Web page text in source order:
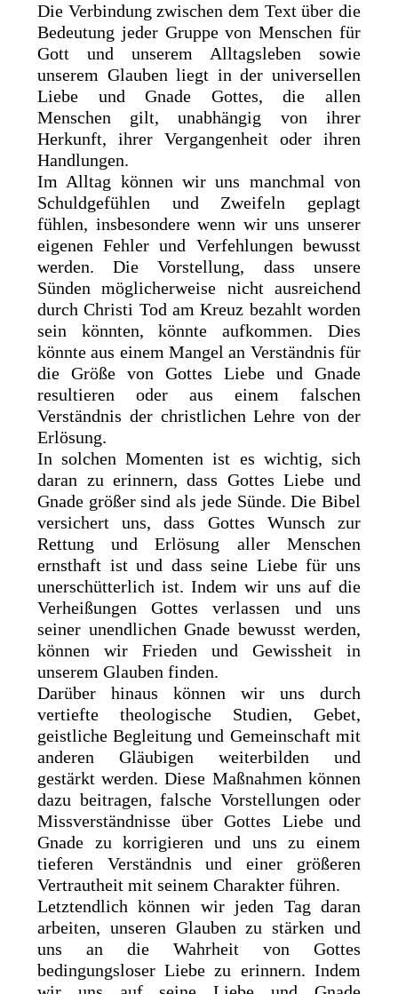
Die Verbindung zwischen dem Text über die
Bedeutung jeder Gruppe von Menschen für
Gott und unserem Alltagsleben sowie
unserem Glauben liegt in der universellen
Liebe und Gnade Gottes, die allen
Menschen gilt, unabhängig von ihrer
Herkunft, ihrer Vergangenheit oder ihren
Handlungen.
Im Alltag können wir uns manchmal von
Schuldgefühlen und Zweifeln geplagt
fühlen, insbesondere wenn wir uns unserer
eigenen Fehler und Verfehlungen bewusst
werden. Die Vorstellung, dass unsere
Sünden möglicherweise nicht ausreichend
durch Christi Tod am Kreuz bezahlt worden
sein könnten, könnte aufkommen. Dies
könnte aus einem Mangel an Verständnis für
die Größe von Gottes Liebe und Gnade
resultieren oder aus einem falschen
Verständnis der christlichen Lehre von der
Erlösung.
In solchen Momenten ist es wichtig, sich
daran zu erinnern, dass Gottes Liebe und
Gnade größer sind als jede Sünde. Die Bibel
versichert uns, dass Gottes Wunsch zur
Rettung und Erlösung aller Menschen
ernsthaft ist und dass seine Liebe für uns
unerschütterlich ist. Indem wir uns auf die
Verheißungen Gottes verlassen und uns
seiner unendlichen Gnade bewusst werden,
können wir Frieden und Gewissheit in
unserem Glauben finden.
Darüber hinaus können wir uns durch
vertiefte theologische Studien, Gebet,
geistliche Begleitung und Gemeinschaft mit
anderen Gläubigen weiterbilden und
gestärkt werden. Diese Maßnahmen können
dazu beitragen, falsche Vorstellungen oder
Missverständnisse über Gottes Liebe und
Gnade zu korrigieren und uns zu einem
tieferen Verständnis und einer größeren
Vertrautheit mit seinem Charakter führen.
Letztendlich können wir jeden Tag daran
arbeiten, unseren Glauben zu stärken und
uns an die Wahrheit von Gottes
bedingungsloser Liebe zu erinnern. Indem